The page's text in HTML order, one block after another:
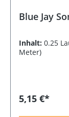
Blue Jay
Inhalt: 0.25
Meter)
5,15 €*